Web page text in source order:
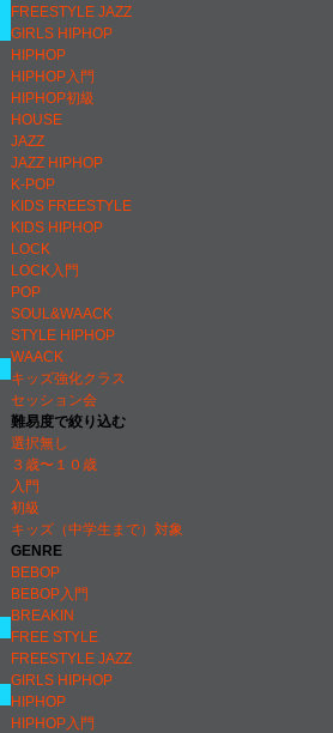
FREESTYLE JAZZ
GIRLS HIPHOP
HIPHOP
HIPHOP入門
HIPHOP初級
HOUSE
JAZZ
JAZZ HIPHOP
K-POP
KIDS FREESTYLE
KIDS HIPHOP
LOCK
LOCK入門
POP
SOUL&WAACK
STYLE HIPHOP
WAACK
キッズ強化クラス
セッション会
難易度で絞り込む
選択無し
３歳〜１０歳
入門
初級
キッズ（中学生まで）対象
GENRE
BEBOP
BEBOP入門
BREAKIN
FREE STYLE
FREESTYLE JAZZ
GIRLS HIPHOP
HIPHOP
HIPHOP入門